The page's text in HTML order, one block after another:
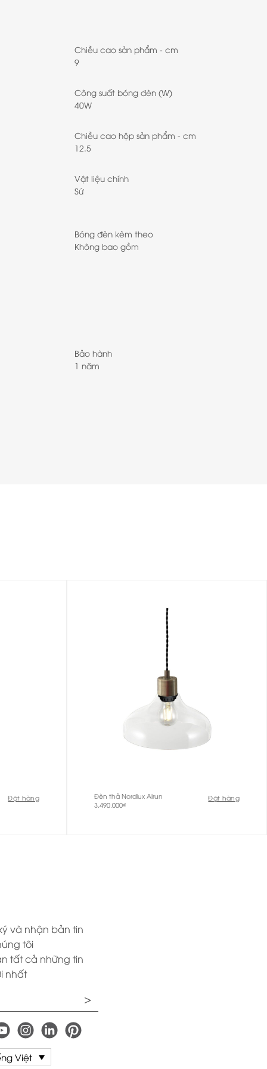
Chiều cao sản phẩm - cm
9
Công suất bóng đèn (W)
40W
Chiều cao hộp sản phẩm - cm
12.5
Vật liệu chính
Sứ
Bóng đèn kèm theo
Không bao gồm
Bảo hành
1 năm
Đặt hàng
Đèn thả Nordlux Alrun
3.490.000₫
Đặt hàng
và nhận bản tin
tôi
tất cả những tin
nhất
Việt